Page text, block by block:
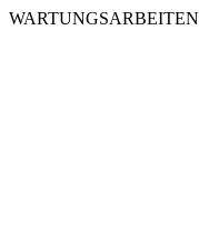
WARTUNGSARBEITEN